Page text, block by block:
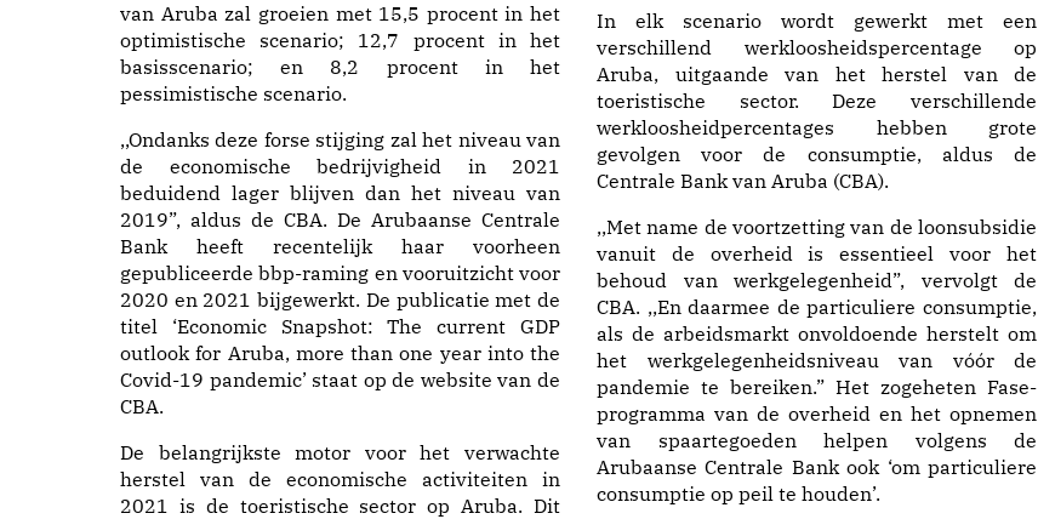
van Aruba zal groeien met 15,5 procent in het
optimistische scenario; 12,7 procent in het
basisscenario; en 8,2 procent in het
pessimistische scenario.
,,Ondanks deze forse stijging zal het niveau van
de economische bedrijvigheid in 2021
beduidend lager blijven dan het niveau van
2019”, aldus de CBA. De Arubaanse Centrale
Bank heeft recentelijk haar voorheen
gepubliceerde bbp-raming en vooruitzicht voor
2020 en 2021 bijgewerkt. De publicatie met de
titel ‘Economic Snapshot: The current GDP
outlook for Aruba, more than one year into the
Covid-19 pandemic’ staat op de website van de
CBA.
De belangrijkste motor voor het verwachte
herstel van de economische activiteiten in
2021 is de toeristische sector op Aruba. Dit
In elk scenario wordt gewerkt met een
verschillend werkloosheidspercentage op
Aruba, uitgaande van het herstel van de
toeristische sector. Deze verschillende
werkloosheidpercentages hebben grote
gevolgen voor de consumptie, aldus de
Centrale Bank van Aruba (CBA).
,,Met name de voortzetting van de loonsubsidie
vanuit de overheid is essentieel voor het
behoud van werkgelegenheid”, vervolgt de
CBA. ,,En daarmee de particuliere consumptie,
als de arbeidsmarkt onvoldoende herstelt om
het werkgelegenheidsniveau van vóór de
pandemie te bereiken.” Het zogeheten Fase-
programma van de overheid en het opnemen
van spaartegoeden helpen volgens de
Arubaanse Centrale Bank ook ‘om particuliere
consumptie op peil te houden’.